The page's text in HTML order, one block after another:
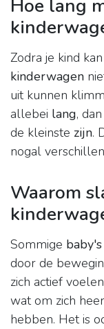
Hoe lang
Zodra je kind
kinderwagen
uit kunnen
allebei lang,
de kleinste zijn.
nogal
Waarom
Sommige baby's
door de
zich actief
wat om zich
hebben. Het is